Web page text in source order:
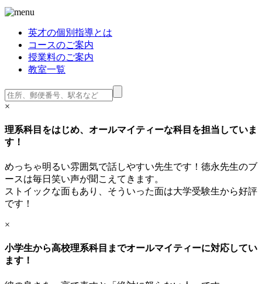
英才の個別指導とは
コースのご案内
授業料のご案内
教室一覧
×
理系科目をはじめ、オールマイティーな科目を担当していま
す！
めっちゃ明るい雰囲気で話しやすい先生です！徳永先生のブ
ースは毎日笑い声が聞こえてきます。
ストイックな面もあり、そういった面は大学受験生から好評
です！
×
小学生から高校理系科目までオールマイティーに対応してい
ます！